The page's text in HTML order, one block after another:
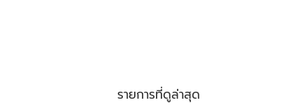
รายการที่ดูล่าสุด